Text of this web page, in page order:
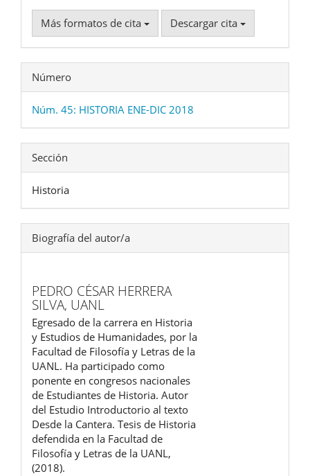
Más formatos de cita Descargar cita
Número
Núm. 45: HISTORIA ENE-DIC 2018
Sección
Historia
Biografía del autor/a
PEDRO CÉSAR HERRERA
SILVA, UANL
Egresado de la carrera en Historia
y Estudios de Humanidades, por la
Facultad de Filosofía y Letras de la
UANL. Ha participado como
ponente en congresos nacionales
de Estudiantes de Historia. Autor
del Estudio Introductorio al texto
Desde la Cantera. Tesis de Historia
defendida en la Facultad de
Filosofía y Letras de la UANL,
(2018).